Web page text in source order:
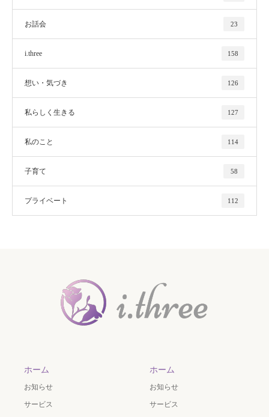
お話会 23
i.three 158
想い・気づき 126
私らしく生きる 127
私のこと 114
子育て 58
プライベート 112
ホーム
お知らせ
サービス
ホーム
お知らせ
サービス